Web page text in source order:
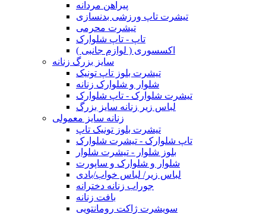
پیراهن مردانه
تیشرت تاپ ورزشی بدنسازی
تیشرت محرمی
تاپ - تاپ شلوارک
اکسسوری ( لوازم جانبی )
سایز بزرگ زنانه
تیشرت بلوز تاپ تونیک
شلوار و شلوارک زنانه
تیشرت شلوارک - تاپ شلوارک
لباس زیر زنانه سایز بزرگ
زنانه سایز معمولی
تیشرت بلوز تونیک تاپ
تاپ شلوارک - تیشرت شلوارک
بلوز شلوار - تیشرت شلوار
شلوار و شلوارک و ساپورت
لباس زیر/ لباس خواب/بادی
جوراب زنانه دخترانه
بافت زنانه
سویشرت ژاکت رومانتویی